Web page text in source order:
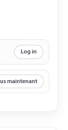
Log in
maintenant